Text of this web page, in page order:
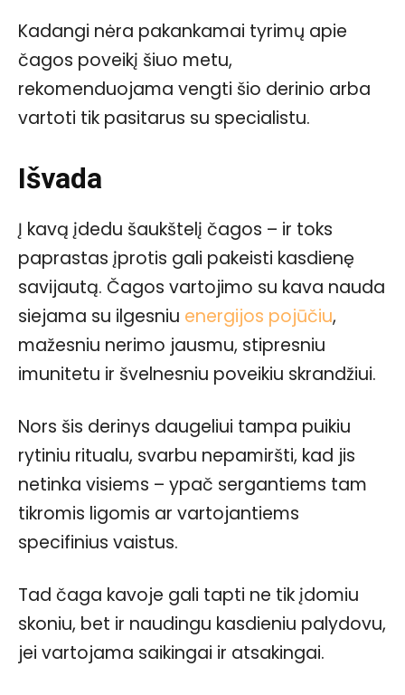
Kadangi nėra pakankamai tyrimų apie
čagos poveikį šiuo metu,
rekomenduojama vengti šio derinio arba
vartoti tik pasitarus su specialistu.
Išvada
Į kavą įdedu šaukštelį čagos – ir toks
paprastas įprotis gali pakeisti kasdienę
savijautą. Čagos vartojimo su kava nauda
siejama su ilgesniu energijos pojūčiu,
mažesniu nerimo jausmu, stipresniu
imunitetu ir švelnesniu poveikiu skrandžiui.
Nors šis derinys daugeliui tampa puikiu
rytiniu ritualu, svarbu nepamiršti, kad jis
netinka visiems – ypač sergantiems tam
tikromis ligomis ar vartojantiems
specifinius vaistus.
Tad čaga kavoje gali tapti ne tik įdomiu
skoniu, bet ir naudingu kasdieniu palydovu,
jei vartojama saikingai ir atsakingai.